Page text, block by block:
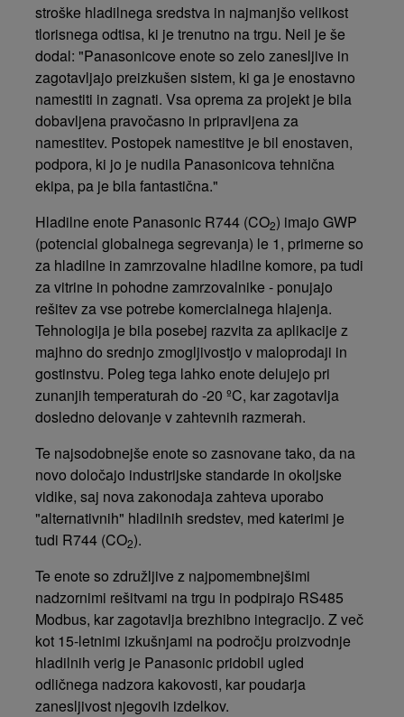
stroške hladilnega sredstva in najmanjšo velikost
tlorisnega odtisa, ki je trenutno na trgu. Neil je še
dodal: "Panasonicove enote so zelo zanesljive in
zagotavljajo preizkušen sistem, ki ga je enostavno
namestiti in zagnati. Vsa oprema za projekt je bila
dobavljena pravočasno in pripravljena za
namestitev. Postopek namestitve je bil enostaven,
podpora, ki jo je nudila Panasonicova tehnična
ekipa, pa je bila fantastična."
Hladilne enote Panasonic R744 (CO2) imajo GWP
(potencial globalnega segrevanja) le 1, primerne so
za hladilne in zamrzovalne hladilne komore, pa tudi
za vitrine in pohodne zamrzovalnike - ponujajo
rešitev za vse potrebe komercialnega hlajenja.
Tehnologija je bila posebej razvita za aplikacije z
majhno do srednjo zmogljivostjo v maloprodaji in
gostinstvu. Poleg tega lahko enote delujejo pri
zunanjih temperaturah do -20 ºC, kar zagotavlja
dosledno delovanje v zahtevnih razmerah.
Te najsodobnejše enote so zasnovane tako, da na
novo določajo industrijske standarde in okoljske
vidike, saj nova zakonodaja zahteva uporabo
"alternativnih" hladilnih sredstev, med katerimi je
tudi R744 (CO2).
Te enote so združljive z najpomembnejšimi
nadzornimi rešitvami na trgu in podpirajo RS485
Modbus, kar zagotavlja brezhibno integracijo. Z več
kot 15-letnimi izkušnjami na področju proizvodnje
hladilnih verig je Panasonic pridobil ugled
odličnega nadzora kakovosti, kar poudarja
zanesljivost njegovih izdelkov.